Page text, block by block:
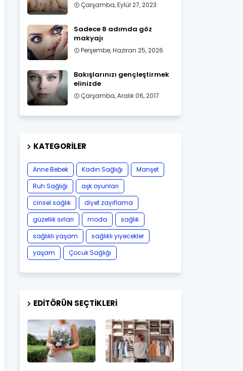
Çarşamba, Eylül 27, 2023
Sadece 8 adımda göz
makyajı
Perşembe, Haziran 25, 2026
Bakışlarınızı gençleştirmek
elinizde
Çarşamba, Aralık 06, 2017
KATEGORILER
Anne Bebek Kadın Sağlığı
Manşet
Ruh Sağlığı
aşk oyunları
cinsel sağlık
diyet zayıflama
güzellik sırları
moda
sağlık
sağlıklı yaşam
sağlıklı yiyecekler
yaşam
Çocuk Sağlığı
EDITÖRÜN SEÇTIKLERI